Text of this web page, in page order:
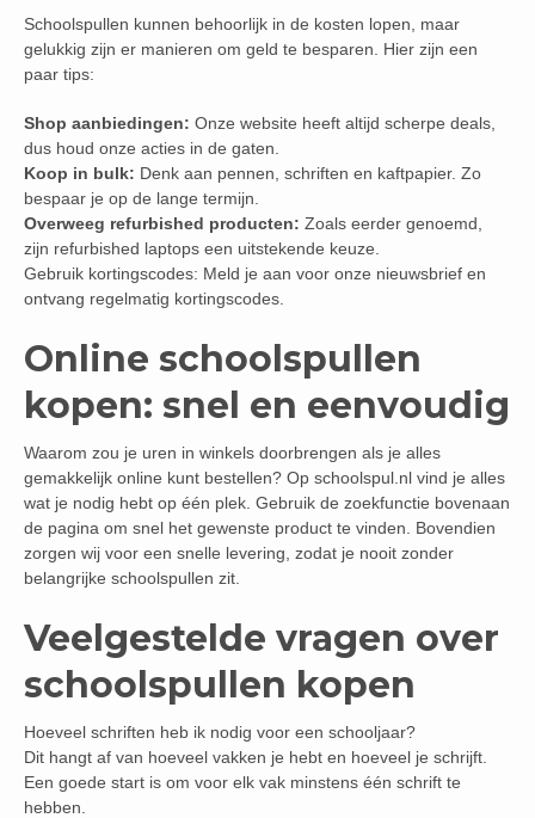
Schoolspullen kunnen behoorlijk in de kosten lopen, maar
gelukkig zijn er manieren om geld te besparen. Hier zijn een
paar tips:
Shop aanbiedingen: Onze website heeft altijd scherpe deals,
dus houd onze acties in de gaten.
Koop in bulk: Denk aan pennen, schriften en kaftpapier. Zo
bespaar je op de lange termijn.
Overweeg refurbished producten: Zoals eerder genoemd,
zijn refurbished laptops een uitstekende keuze.
Gebruik kortingscodes: Meld je aan voor onze nieuwsbrief en
ontvang regelmatig kortingscodes.
Online schoolspullen
kopen: snel en eenvoudig
Waarom zou je uren in winkels doorbrengen als je alles
gemakkelijk online kunt bestellen? Op schoolspul.nl vind je alles
wat je nodig hebt op één plek. Gebruik de zoekfunctie bovenaan
de pagina om snel het gewenste product te vinden. Bovendien
zorgen wij voor een snelle levering, zodat je nooit zonder
belangrijke schoolspullen zit.
Veelgestelde vragen over
schoolspullen kopen
Hoeveel schriften heb ik nodig voor een schooljaar?
Dit hangt af van hoeveel vakken je hebt en hoeveel je schrijft.
Een goede start is om voor elk vak minstens één schrift te
hebben.